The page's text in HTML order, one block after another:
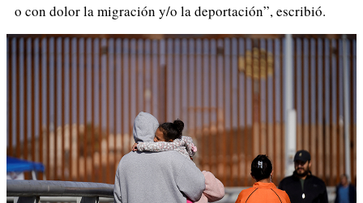
o con dolor la migración y/o la deportación”, escribió.